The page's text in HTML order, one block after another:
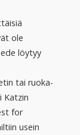
ole
löytyy
tai ruoka-
Katzin
for
usein